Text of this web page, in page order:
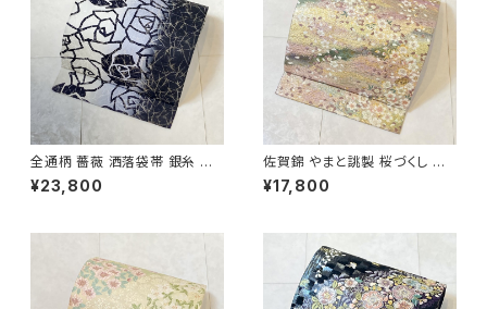
全通柄 薔薇 洒落袋帯 銀糸 長
尺 正絹 白 黒 青紫 659
¥23,800
佐賀錦 やまと誂製 桜づくし 袋
帯 正絹 金銀糸 ラメ ピンク 白
722
¥17,800